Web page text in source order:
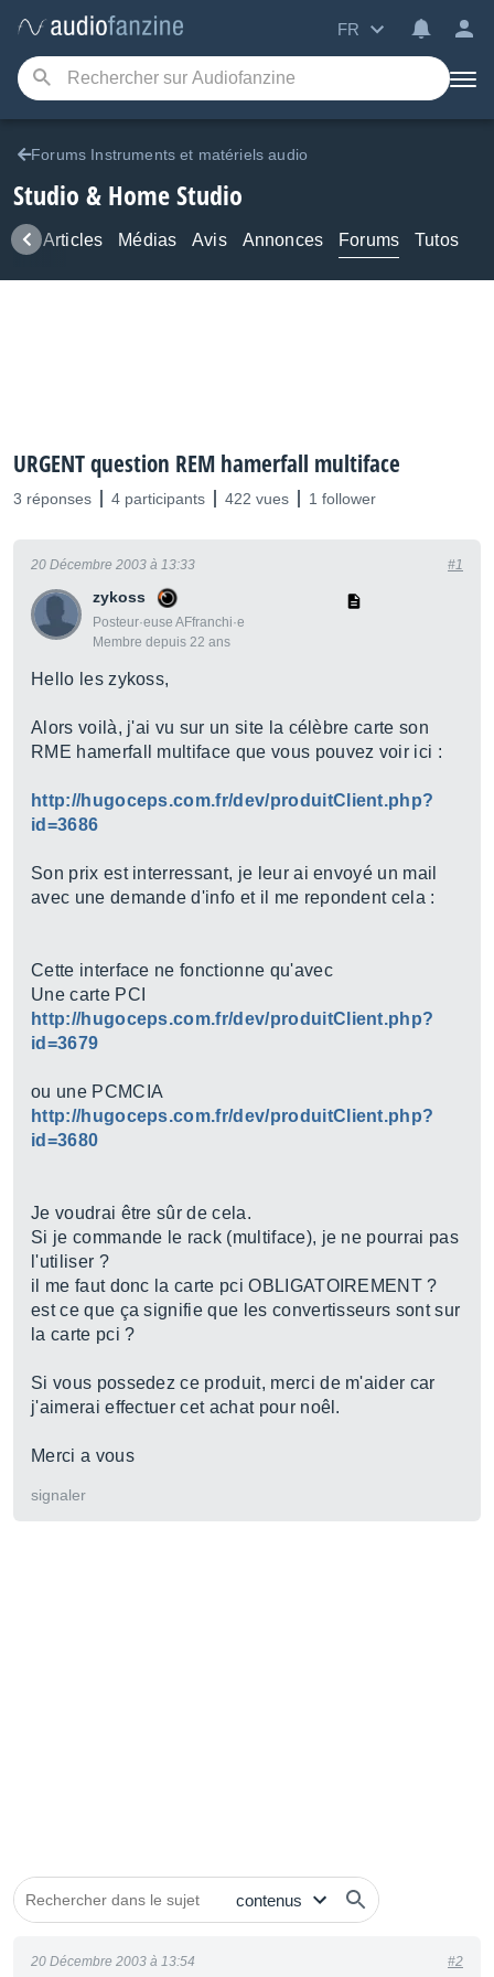
FR
Forums Instruments et matériels audio
Studio & Home Studio
Articles Médias Avis Annonces Forums Tutos
URGENT question REM hamerfall multiface
3 réponses 4 participants 422 vues 1 follower
zykoss
Posteur·euse AFfranchi·e
Membre depuis 22 ans
20 Décembre 2003 à 13:33 #1
Hello les zykoss,
Alors voilà, j'ai vu sur un site la célèbre carte son
RME hamerfall multiface que vous pouvez voir ici :
http://hugoceps.com.fr/dev/produitClient.php?
id=3686
Son prix est interressant, je leur ai envoyé un mail
avec une demande d'info et il me repondent cela :
Cette interface ne fonctionne qu'avec
Une carte PCI
http://hugoceps.com.fr/dev/produitClient.php?
id=3679
ou une PCMCIA
http://hugoceps.com.fr/dev/produitClient.php?
id=3680
Je voudrai être sûr de cela.
Si je commande le rack (multiface), je ne pourrai pas
l'utiliser ?
il me faut donc la carte pci OBLIGATOIREMENT ?
est ce que ça signifie que les convertisseurs sont sur
la carte pci ?
Si vous possedez ce produit, merci de m'aider car
j'aimerai effectuer cet achat pour noêl.
Merci a vous
signaler
20 Décembre 2003 à 13:54 #2